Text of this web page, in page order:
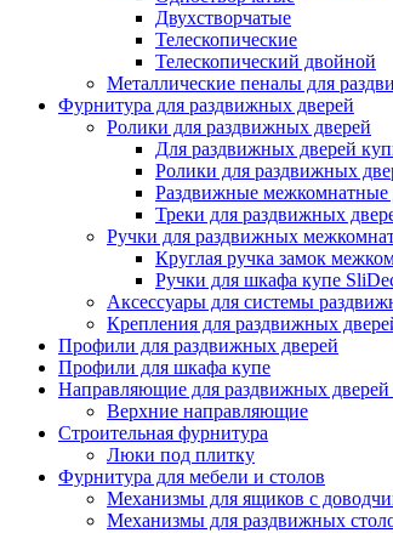
Двухстворчатые
Телескопические
Телескопический двойной
Металлические пеналы для
Фурнитура для раздвижных дверей
Ролики для раздвижных дверей
Для раздвижных дверей
Ролики для раздвижных
Раздвижные межкомнатные
Треки для раздвижных
Ручки для раздвижных
Круглая ручка замок
Ручки для шкафа купе
Аксессуары для системы
Крепления для раздвижных
Профили для раздвижных дверей
Профили для шкафа купе
Направляющие для раздвижных
Верхние направляющие
Строительная фурнитура
Люки под плитку
Фурнитура для мебели и столов
Механизмы для ящиков с
Механизмы для раздвижных